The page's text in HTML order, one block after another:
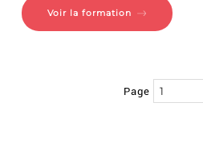
Voir la formation
Page